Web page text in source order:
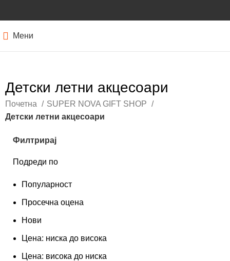
Мени
Детски летни акцесоари
Почетна
SUPER NOVA GIFT SHOP
Детски летни акцесоари
Филтрирај
Подреди по
Популарност
Просечна оцена
Нови
Цена: ниска до висока
Цена: висока до ниска